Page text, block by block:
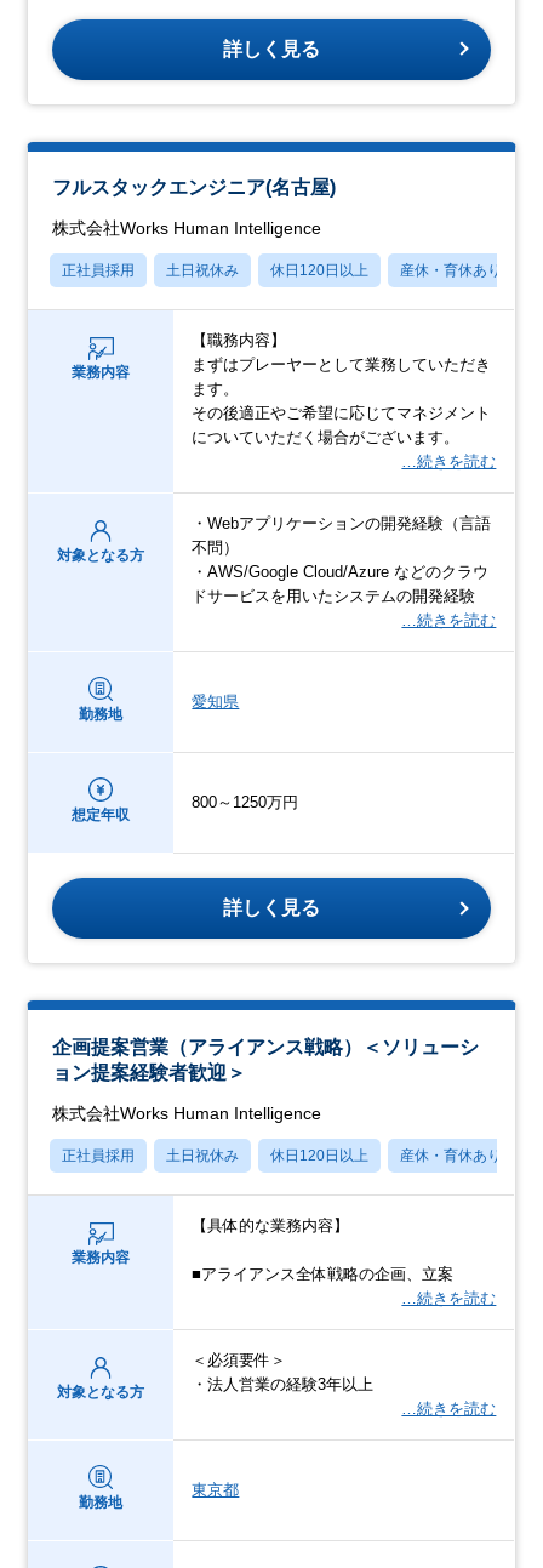
詳しく見る
フルスタックエンジニア(名古屋)
株式会社Works Human Intelligence
正社員採用 土日祝休み 休日120日以上 産休・育休あり
業務内容
【職務内容】
まずはプレーヤーとして業務していただき
ます。
その後適正やご希望に応じてマネジメント
についていただく場合がございます。
…続きを読む
対象となる方
・Webアプリケーションの開発経験（言語
不問）
・AWS/Google Cloud/Azure などのクラウ
ドサービスを用いたシステムの開発経験
…続きを読む
勤務地
愛知県
想定年収
800～1250万円
詳しく見る
企画提案営業（アライアンス戦略）＜ソリューシ
ョン提案経験者歓迎＞
株式会社Works Human Intelligence
正社員採用 土日祝休み 休日120日以上 産休・育休あり
業務内容
【具体的な業務内容】
■アライアンス全体戦略の企画、立案
…続きを読む
対象となる方
＜必須要件＞
・法人営業の経験3年以上
…続きを読む
勤務地
東京都